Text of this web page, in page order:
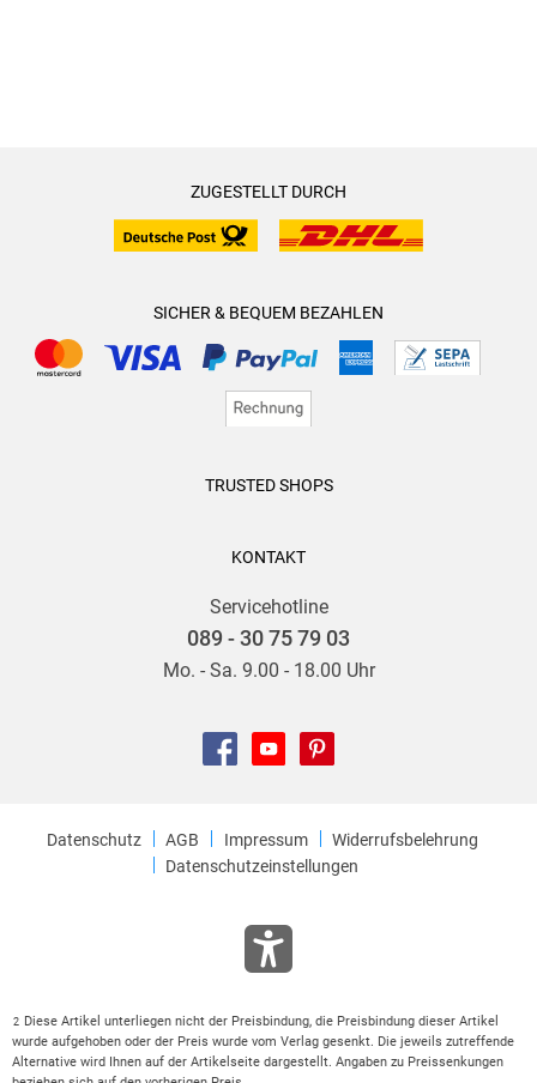
ZUGESTELLT DURCH
SICHER & BEQUEM BEZAHLEN
TRUSTED SHOPS
KONTAKT
Servicehotline
089 - 30 75 79 03
Mo. - Sa. 9.00 - 18.00 Uhr
Datenschutz AGB Impressum
Widerrufsbelehrung
Datenschutzeinstellungen
2
Diese Artikel unterliegen nicht der Preisbindung, die Preisbindung dieser Artikel
wurde aufgehoben oder der Preis wurde vom Verlag gesenkt. Die jeweils zutreffende
Alternative wird Ihnen auf der Artikelseite dargestellt. Angaben zu Preissenkungen